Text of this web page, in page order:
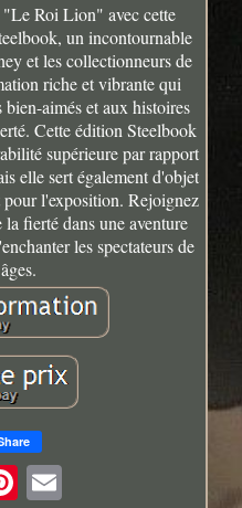
Roi Lion" avec cette
un incontournable
et les collectionneurs de
riche et vibrante qui
aimés et aux histoires
Cette édition Steelbook
supérieure par rapport
elle sert également d'objet
l'exposition. Rejoignez
fierté dans une aventure
les spectateurs de